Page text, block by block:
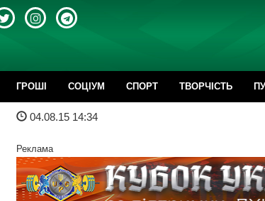
ГРОШІ CОЦІУМ СПОРТ ТВОРЧІСТЬ
04.08.15 14:34
Реклама